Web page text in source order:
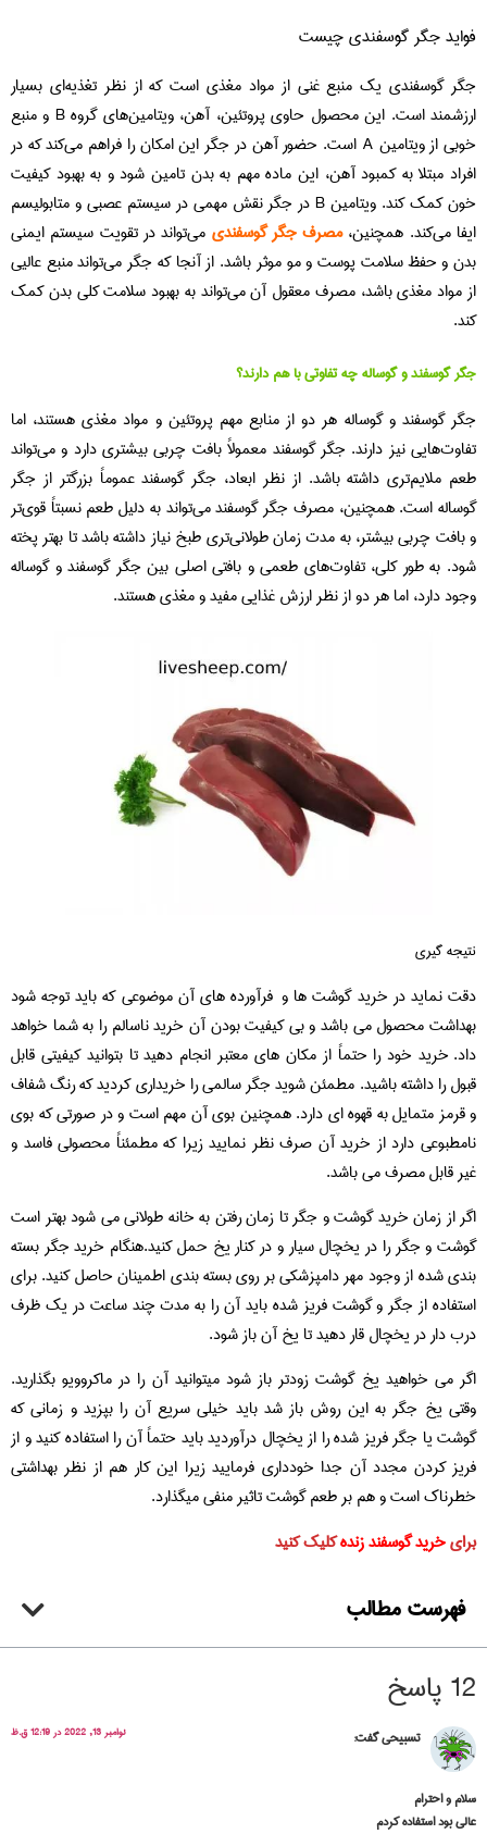
فواید جگر گوسفندی چیست
جگر گوسفندی یک منبع غنی از مواد مغذی است که از نظر تغذیه‌ای بسیار
ارزشمند است. این محصول حاوی پروتئین، آهن، ویتامین‌های گروه B و منبع
خوبی از ویتامین A است. حضور آهن در جگر این امکان را فراهم می‌کند که در
افراد مبتلا به کمبود آهن، این ماده مهم به بدن تامین شود و به بهبود کیفیت
خون کمک کند. ویتامین B در جگر نقش مهمی در سیستم عصبی و متابولیسم
ایفا می‌کند. همچنین،مصرف جگر گوسفندی می‌تواند در تقویت سیستم ایمنی
بدن و حفظ سلامت پوست و مو موثر باشد. از آنجا که جگر می‌تواند منبع عالیی
از مواد مغذی باشد، مصرف معقول آن می‌تواند به بهبود سلامت کلی بدن کمک
کند.
جگر گوسفند و گوساله چه تفاوتی با هم دارند؟
جگر گوسفند و گوساله هر دو از منابع مهم پروتئین و مواد مغذی هستند، اما
تفاوت‌هایی نیز دارند. جگر گوسفند معمولاً بافت چربی بیشتری دارد و می‌تواند
طعم ملایم‌تری داشته باشد. از نظر ابعاد، جگر گوسفند عموماً بزرگتر از جگر
گوساله است. همچنین، مصرف جگر گوسفند می‌تواند به دلیل طعم نسبتاً قوی‌تر
و بافت چربی بیشتر، به مدت زمان طولانی‌تری طبخ نیاز داشته باشد تا بهتر پخته
شود. به طور کلی، تفاوت‌های طعمی و بافتی اصلی بین جگر گوسفند و گوساله
وجود دارد، اما هر دو از نظر ارزش غذایی مفید و مغذی هستند.
نتیجه گیری
دقت نماید در خرید گوشت ها و فرآورده های آن موضوعی که باید توجه شود
بهداشت محصول می باشد و بی کیفیت بودن آن خرید ناسالم را به شما خواهد
داد. خرید خود را حتماً از مکان های معتبر انجام دهید تا بتوانید کیفیتی قابل
قبول را داشته باشید. مطمئن شوید جگر سالمی را خریداری کردید که رنگ شفاف
و قرمز متمایل به قهوه ای دارد. همچنین بوی آن مهم است و در صورتی که بوی
نامطبوعی دارد از خرید آن صرف نظر نمایید زیرا که مطمئناً محصولی فاسد و
غیر قابل مصرف می باشد.
اگر از زمان خرید گوشت و جگر تا زمان رفتن به خانه طولانی می شود بهتر است
گوشت و جگر را در یخچال سیار و در کنار یخ حمل کنید.هنگام خرید جگر بسته
بندی شده از وجود مهر دامپزشکی بر روی بسته بندی اطمینان حاصل کنید. برای
استفاده از جگر و گوشت فریز شده باید آن را به مدت چند ساعت در یک ظرف
درب دار در یخچال قار دهید تا یخ آن باز شود.
اگر می خواهید یخ گوشت زودتر باز شود میتوانید آن را در ماکروویو بگذارید.
وقتی یخ جگر به این روش باز شد باید خیلی سریع آن را بپزید و زمانی که
گوشت یا جگر فریز شده را از یخچال درآوردید باید حتماً آن را استفاده کنید و از
فریز کردن مجدد آن جدا خودداری فرمایید زیرا این کار هم از نظر بهداشتی
خطرناک است و هم بر طعم گوشت تاثیر منفی میگذارد.
برایخرید گوسفند زندهکلیک کنید
فهرست مطالب
12 پاسخ
تسبیحیگفت: نوامبر 13, 2022 در 12:19 ق.ظ
سلام و احترام
عالی بود استفاده کردم